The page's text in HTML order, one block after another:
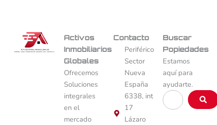
Activos
Inmobiliarios
Globales
Ofrecemos
Soluciones
integrales
en el
mercado
Contacto
Periférico
Sector
Nueva
España
6338, int
17
Lázaro
Buscar
Popiedades
Estamos
aquí para
ayudarte.
Buscar
…